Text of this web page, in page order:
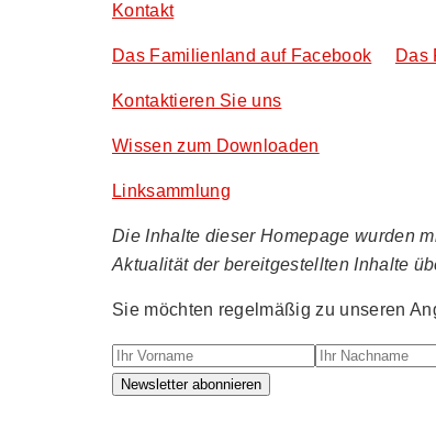
Kontakt
Das Familienland auf Facebook Das
Kontaktieren Sie uns
Wissen zum Downloaden
Linksammlung
Die Inhalte dieser Homepage wurden
Aktualität der bereitgestellten Inhalte
Sie möchten regelmäßig zu unseren
Ihr Vorname Ihr Nachname
Newsletter abonnieren